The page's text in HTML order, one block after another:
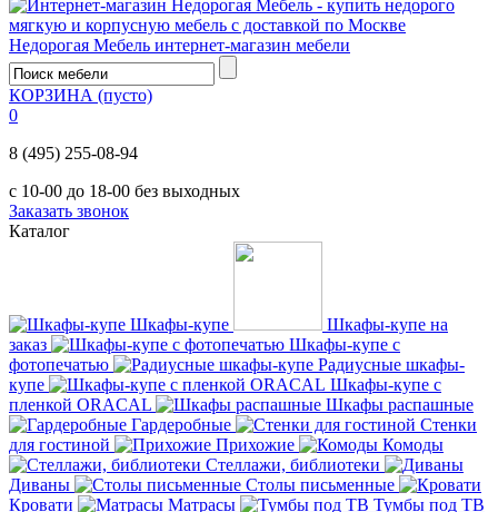
Недорогая Мебель интернет-магазин мебели
КОРЗИНА (пусто)
0
8 (495) 255-08-94
с 10-00 до 18-00 без выходных
Заказать звонок
Каталог
Шкафы-купе
Шкафы-купе на
заказ
Шкафы-купе с
фотопечатью
Радиусные шкафы-
купе
Шкафы-купе с
пленкой ORACAL
Шкафы распашные
Гардеробные
Стенки
для гостиной
Прихожие
Комоды
Стеллажи, библиотеки
Диваны
Столы письменные
Кровати
Матрасы
Тумбы под ТВ